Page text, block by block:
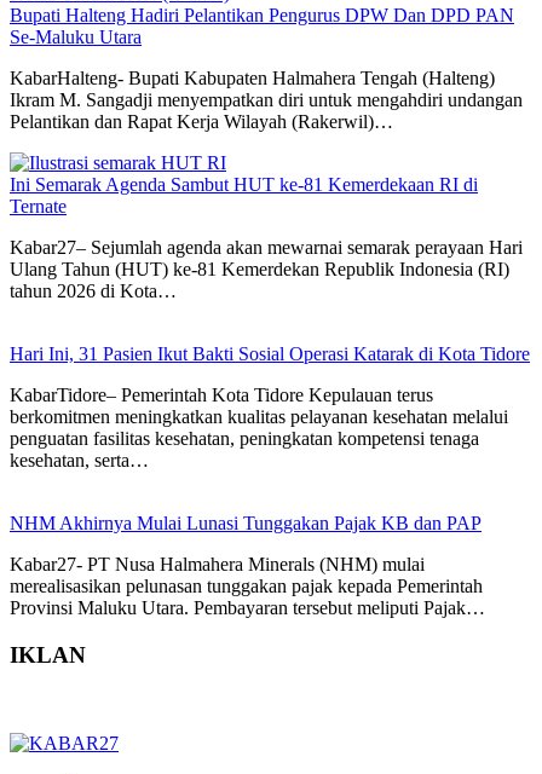
Bupati Halteng Hadiri Pelantikan Pengurus DPW Dan DPD PAN
Se-Maluku Utara
KabarHalteng- Bupati Kabupaten Halmahera Tengah (Halteng)
Ikram M. Sangadji menyempatkan diri untuk mengahdiri undangan
Pelantikan dan Rapat Kerja Wilayah (Rakerwil)…
Ini Semarak Agenda Sambut HUT ke-81 Kemerdekaan RI di
Ternate
Kabar27– Sejumlah agenda akan mewarnai semarak perayaan Hari
Ulang Tahun (HUT) ke-81 Kemerdekan Republik Indonesia (RI)
tahun 2026 di Kota…
Hari Ini, 31 Pasien Ikut Bakti Sosial Operasi Katarak di Kota Tidore
KabarTidore– Pemerintah Kota Tidore Kepulauan terus
berkomitmen meningkatkan kualitas pelayanan kesehatan melalui
penguatan fasilitas kesehatan, peningkatan kompetensi tenaga
kesehatan, serta…
NHM Akhirnya Mulai Lunasi Tunggakan Pajak KB dan PAP
Kabar27- PT Nusa Halmahera Minerals (NHM) mulai
merealisasikan pelunasan tunggakan pajak kepada Pemerintah
Provinsi Maluku Utara. Pembayaran tersebut meliputi Pajak…
IKLAN